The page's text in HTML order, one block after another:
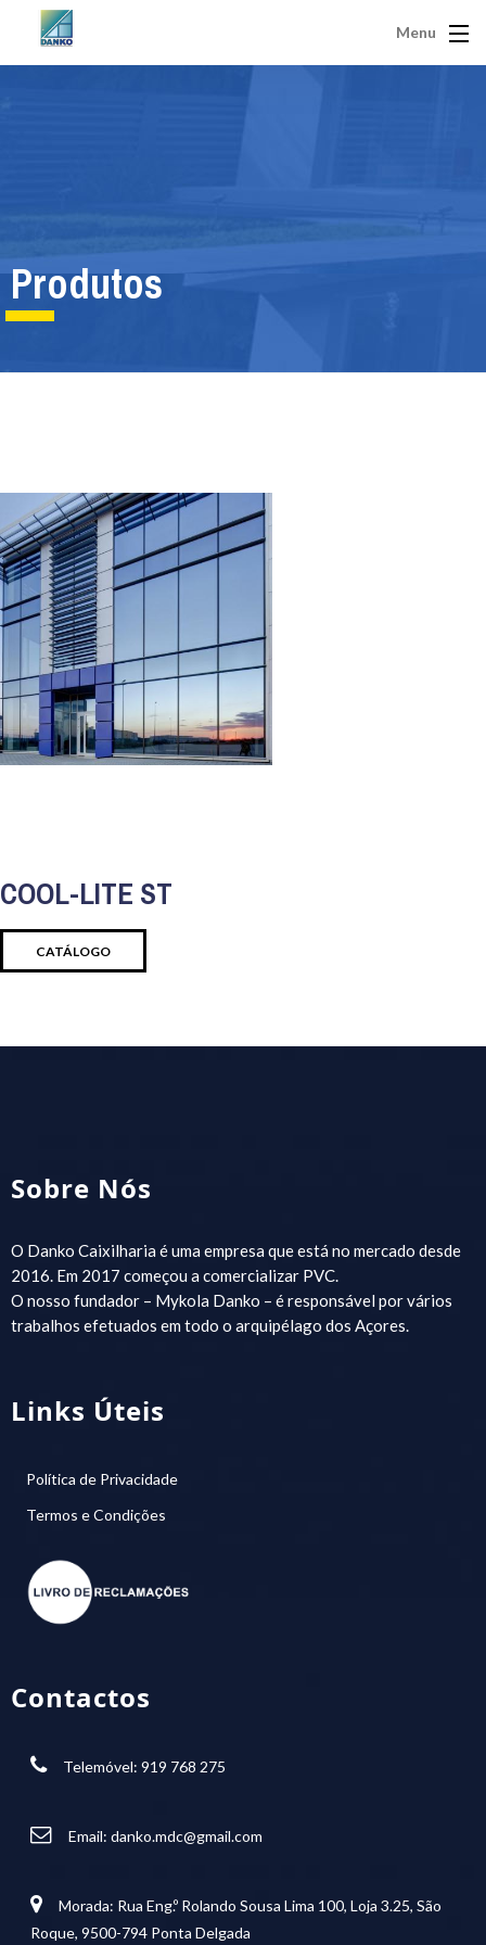
Menu
Produtos
COOL-LITE ST
CATÁLOGO
Sobre Nós
O Danko Caixilharia é uma empresa que está no mercado desde
2016. Em 2017 começou a comercializar PVC.
O nosso fundador – Mykola Danko – é responsável por vários
trabalhos efetuados em todo o arquipélago dos Açores.
Links Úteis
Política de Privacidade
Termos e Condições
Contactos
Telemóvel: 919 768 275
Email: danko.mdc@gmail.com
Morada: Rua Eng.º Rolando Sousa Lima 100, Loja 3.25, São
Roque, 9500-794 Ponta Delgada